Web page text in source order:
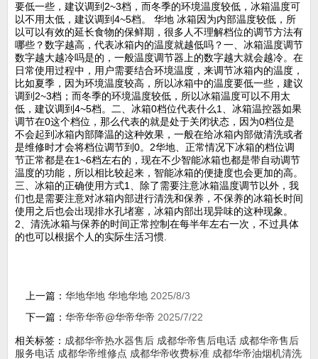
要低一些，建议调到2~3档，而冬季的环境温度较低，冰箱温度可
以不用太低，建议调到4~5档。 华地 冰箱因为内部温度较低，所
以可以有效的延长食物的保鲜期，很多人不理解档位的调节方法有
哪些？数字越高，代表冰箱内的温度就越低吗？一、冰箱温度调节
数字越大越冷吗是的，一般温度调节器上的数字越大就会越冷。在
日常使用过程中，用户需要结合环境温度，来调节冰箱内的温度，
比如夏季，因为环境温度较高，所以冰箱中的温度要低一些，建议
调到2~3档；而冬季的环境温度较低，所以冰箱温度可以不用太
低，建议调到4~5档。二、冰箱0档位代表什么1、冰箱温控器如果
调节在0这个档位，那么代表的就是处于关闭状态，因为0档位是
不会起到冰箱内部降温的这种效果，一般在给冰箱内部做清洗或者
是维修时才会将档位调节到0。2华地、正常情况下冰箱的档位调
节正常都是在1~6档左右的，现在不少智能冰箱也都是带自动调节
温度的功能，所以相比较起来，智能冰箱的便捷度也会更加的高。
三、冰箱的正确使用方式1、除了需要注意冰箱温度调节以外，我
们也是需要注意对冰箱内部进行清洗和保养，不保养的冰箱长时间
使用之后也会出现排水孔堵塞，冰箱内部出现异味的这种现象。
2、清洗冰箱与保养的时间正常控制在每半年左右一次，不过具体
的也可以根据个人的实际生活习惯.
上一篇： 华地华地 华地华地 2025/8/3
下一篇： 华帝华帝@华帝华帝 2025/7/22
相关标签： 成都华帝热水器售后 成都华帝售后电话 成都华帝售后
服务电话 成都华帝维修点 成都华帝收费标准 成都华帝油烟机清洗